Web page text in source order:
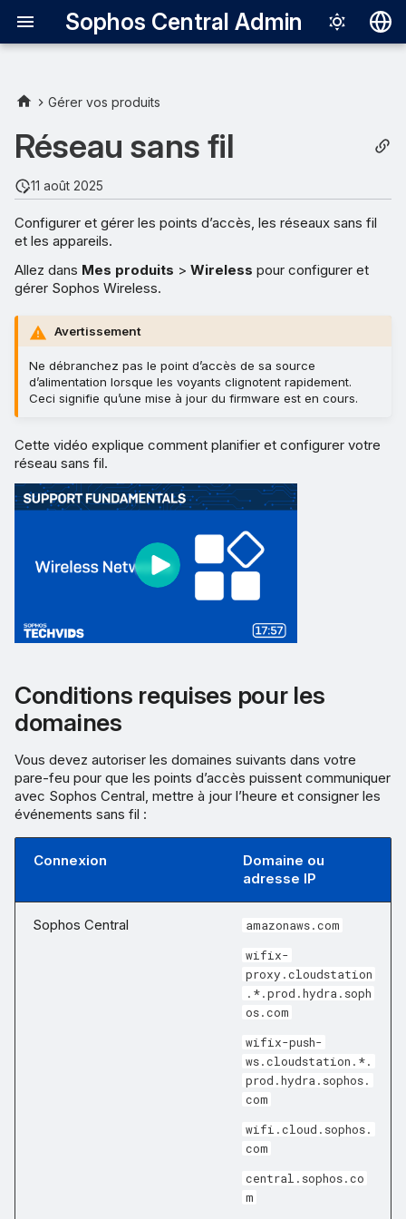
Sophos Central Admin
Italiano
日本語
한국어
Gérer vos produits
Réseau sans fil
11 août 2025
Configurer et gérer les points d’accès, les réseaux sans fil
et les appareils.
Allez dans Mes produits > Wireless pour configurer et
gérer Sophos Wireless.
Avertissement
Ne débranchez pas le point d’accès de sa source
d’alimentation lorsque les voyants clignotent rapidement.
Ceci signifie qu’une mise à jour du firmware est en cours.
Cette vidéo explique comment planifier et configurer votre
réseau sans fil.
Conditions requises pour les
domaines
Vous devez autoriser les domaines suivants dans votre
pare-feu pour que les points d’accès puissent communiquer
avec Sophos Central, mettre à jour l’heure et consigner les
événements sans fil :
Connexion
Domaine ou
adresse IP
Sophos Central amazonaws.com
wifix-
proxy.cloudstation
.*.prod.hydra.soph
os.com
wifix-push-
ws.cloudstation.*.
prod.hydra.sophos.
com
wifi.cloud.sophos.
com
central.sophos.co
m